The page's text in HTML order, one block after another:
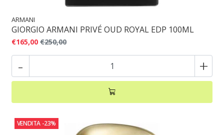
ARMANI
GIORGIO ARMANI PRIVÉ OUD ROYAL EDP 100ML
€165,00 €250,00
- +
VENDITA -23%